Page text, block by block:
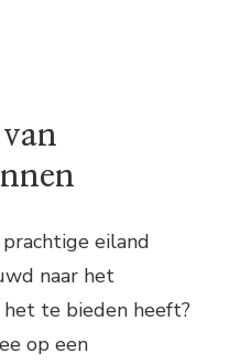
eiland
naar het
te bieden heeft?
op een